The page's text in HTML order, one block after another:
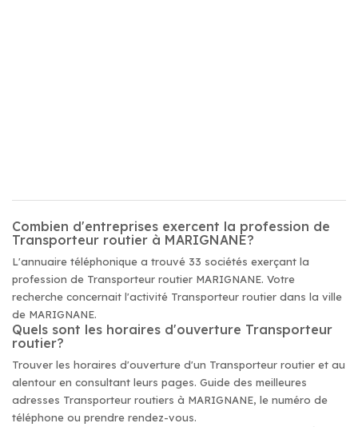
Combien d'entreprises exercent la profession de
Transporteur routier à MARIGNANE?
L'annuaire téléphonique a trouvé 33 sociétés exerçant la
profession de Transporteur routier MARIGNANE. Votre
recherche concernait l'activité Transporteur routier dans la ville
de MARIGNANE.
Quels sont les horaires d'ouverture Transporteur
routier?
Trouver les horaires d'ouverture d'un Transporteur routier et au
alentour en consultant leurs pages. Guide des meilleures
adresses Transporteur routiers à MARIGNANE, le numéro de
téléphone ou prendre rendez-vous.